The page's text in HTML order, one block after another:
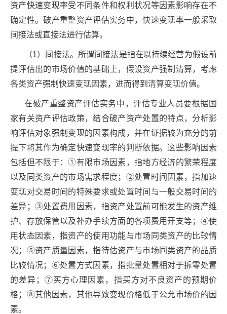
资产快速变现率受不同条件和权利状况等因素影响存在不
确定性。破产重整资产评估实务中，快速变现率一般采取
间接法或直接法进行估算。
（1）间接法。所谓间接法是指在以持续经营为假设前
提评估出的市场价值的基础上，假设资产强制清算，考虑
各类资产强制快速变现因素，进而得到清算变现价值。
在破产重整资产评估实务中，评估专业人员要根据国
家有关资产评估政策，结合破产资产处置的特点，分析影
响评估对象强制变现的因素构成，并在证据较为充分的前
提下将其作为确定快速变现率的判断依据。这些影响因素
包括但不限于：①有限市场因素，指地方经济的繁荣程度
以及同类资产的市场需求程度；②处置时间因素，指加速
变现对交易时间的特殊要求或处置时间与一般交易时间的
差异；③处置费用因素，指资产处置前可能发生的资产维
护、存放保管以及补办手续方面的各项费用开支等；④使
用状态因素，指资产的使用功能与市场同类资产的比较情
况；⑤资产质量因素，指待估资产与市场同类资产的品质
比较情况；⑥处置方式因素，指批量处置相对于拆零处置
的差异；⑦买方心理因素，指买方对不良资产的预期价
格；⑧其他因素，其他导致变现价格低于公允市场价的因
素。